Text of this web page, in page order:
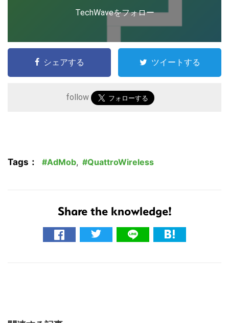
TechWaveをフォロー
シェアする ツイートする
follow
Tags： AdMob, QuattroWireless
Share the knowledge!
ト